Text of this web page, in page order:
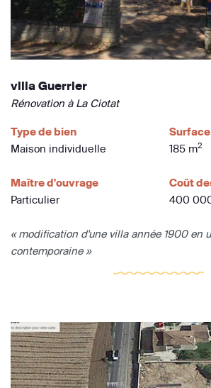
villa Guerrier
Rénovation à La Ciotat
Type de bien
Maison individuelle
Surface
185 m2
Maître d'ouvrage
Particulier
Coût
400
« modification d'une villa année 1900 en
contemporaine »